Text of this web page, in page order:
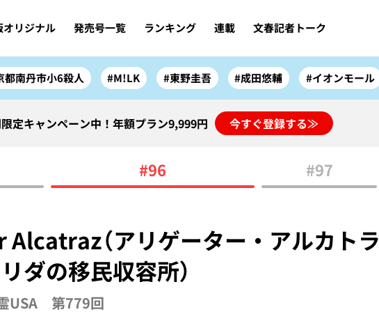
オリジナル 発売号一覧 ランキング 連載 文春記者トーク
都南丹市小6殺人 #M!LK #東野圭吾 #成田悠輔 #イオンモール
定キャンペーン中！年額プラン9,999円 今すぐ登録する≫
#96 #97
（アリゲーター・アルカトラ
ダの移民収容所）
USA 第779回